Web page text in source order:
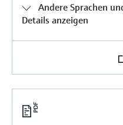
Device Viewer
Ersatzteilsuche
Ersatzteile anhand von
Bestellcode oder Seriennummer
Füllstandsmessung
Füllstandsmessung Druck
Analysatoren für Härte,
Aluminium & Chromat
Mikrowellentransmission
Memosens-Technologie
Andere Sprachen
Details anzeigen